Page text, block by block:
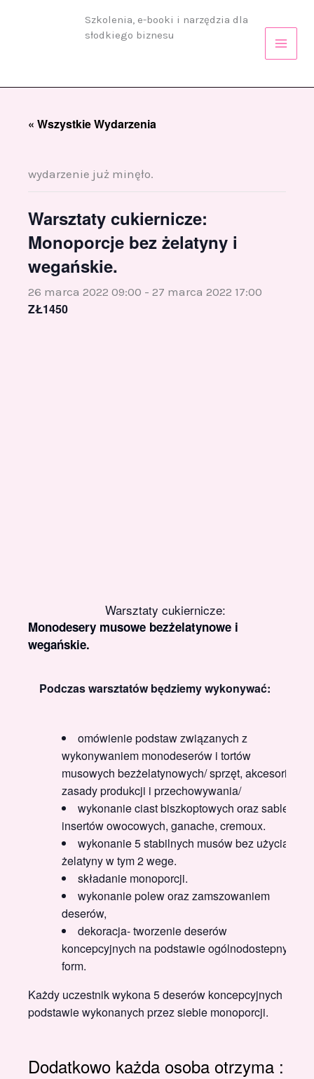
Szkolenia, e-booki i narzędzia dla
słodkiego biznesu
« Wszystkie Wydarzenia
wydarzenie już minęło.
Warsztaty cukiernicze:
Monoporcje bez żelatyny i
wegańskie.
26 marca 2022 09:00 - 27 marca 2022 17:00
ZŁ1450
Warsztaty cukiernicze:
Monodesery musowe bezżelatynowe i
wegańskie.
Podczas warsztatów będziemy wykonywać:
omówienie podstaw związanych z
wykonywaniem monodeserów i tortów
musowych bezżelatynowych/ sprzęt, akcesoria,
zasady produkcji i przechowywania/
wykonanie ciast biszkoptowych oraz sable,
insertów owocowych, ganache, cremoux.
wykonanie 5 stabilnych musów bez użycia
żelatyny w tym 2 wege.
składanie monoporcji.
wykonanie polew oraz zamszowaniem
deserów,
dekoracja- tworzenie deserów
koncepcyjnych na podstawie ogólnodostepnych
form.
Każdy uczestnik wykona 5 deserów koncepcyjnych na
podstawie wykonanych przez siebie monoporcji.
Dodatkowo każda osoba otrzyma :